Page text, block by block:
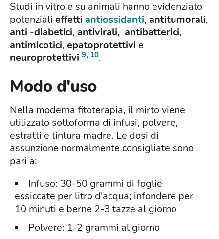
Studi in vitro e su animali hanno evidenziato
potenziali effetti antiossidanti, antitumorali,
anti -diabetici, antivirali, antibatterici,
antimicotici, epatoprotettivi e
neuroprotettivi 9, 10.
Modo d'uso
Nella moderna fitoterapia, il mirto viene
utilizzato sottoforma di infusi, polvere,
estratti e tintura madre. Le dosi di
assunzione normalmente consigliate sono
pari a:
Infuso: 30-50 grammi di foglie
essiccate per litro d'acqua; infondere per
10 minuti e berne 2-3 tazze al giorno
Polvere: 1-2 grammi al giorno